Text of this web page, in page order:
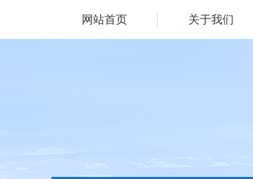
网站首页 关于我们